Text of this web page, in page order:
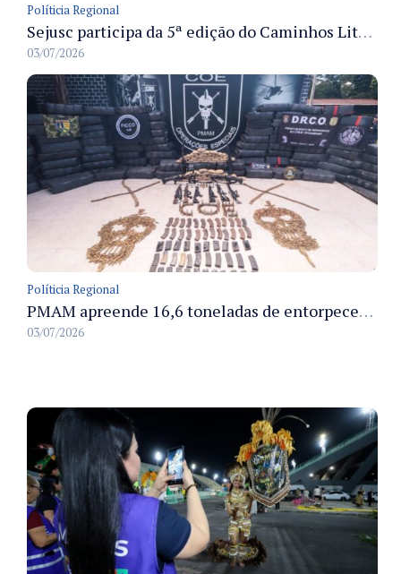
Políticia Regional
Sejusc participa da 5ª edição do Caminhos Literários com foco na cultura hip-hop nas unidades socioeducativas
03/07/2026
Políticia Regional
PMAM apreende 16,6 toneladas de entorpecentes e registra aumento nas prisões em flagrante e nas capturas de foragidos no primeiro semestre de 2026
03/07/2026